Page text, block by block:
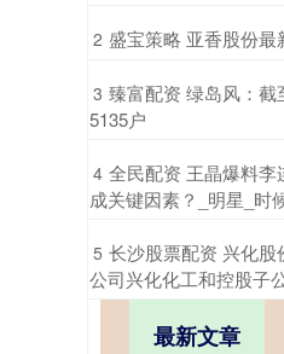
2 盛宝策略 亚香股份
3 臻富配资 绿岛风：截
5135户
4 全民配资 王晶爆料
成关键因素？_明星_时
5 长沙股票配资 兴化
公司兴化化工和控股子
最新文章